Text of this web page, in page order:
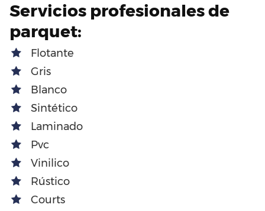
Servicios profesionales de
parquet:
Flotante
Gris
Blanco
Sintético
Laminado
Pvc
Vinilico
Rústico
Courts